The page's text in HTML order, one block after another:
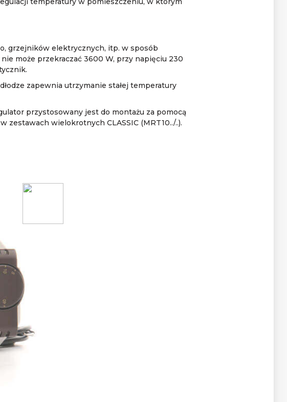
grzejników elektrycznych, itp. w sposób
może przekraczać 3600 W, przy napięciu 230
zapewnia utrzymanie stałej temperatury
przystosowany jest do montażu za pomocą
wielokrotnych CLASSIC (MRT10../..).